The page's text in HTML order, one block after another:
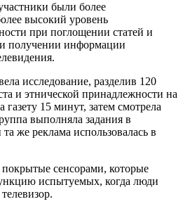
были более
высокий уровень
при поглощении статей и
получении информации
исследование, разделив 120
и этнической принадлежности на
15 минут, затем смотрела
выполняла задания в
же реклама использовалась в
сенсорами, которые
испытуемых, когда люди